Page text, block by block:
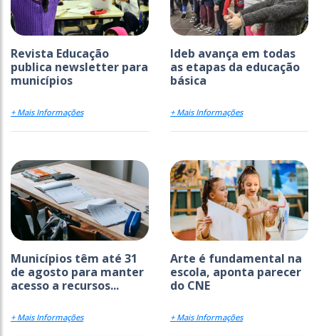
Revista Educação
publica newsletter para
municípios
+ Mais Informações
Ideb avança em todas
as etapas da educação
básica
+ Mais Informações
Municípios têm até 31
de agosto para manter
acesso a recursos...
+ Mais Informações
Arte é fundamental na
escola, aponta parecer
do CNE
+ Mais Informações